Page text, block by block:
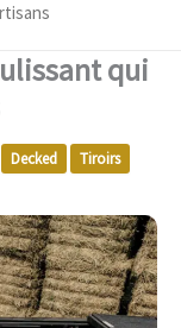
qui
Decked
Tiroirs